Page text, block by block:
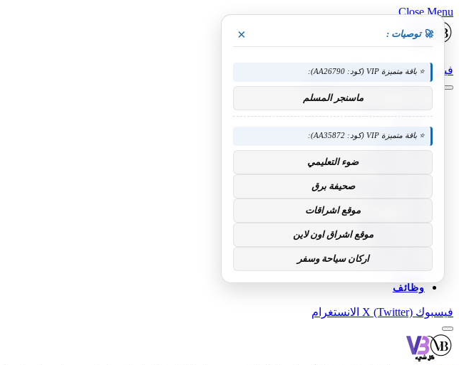
Close Menu
فيسبوك X (Twitter) الانستغرام
عناوين رئيسية
الرياضية
أخبار السعودية
علوم وتكنولوجيا
أدب وثقافة
سياحة وترفيه
وظائف
فيسبوك X (Twitter) الانستغرام
🚀 توصيات : ×
⭐ باقة متميزة VIP (كود: AA26790):
ماسنجر المسلم
⭐ باقة متميزة VIP (كود: AA35872):
ضوء التعليمي
صحيفة برق
موقع اشراقات
موقع اشراق اون لاين
اركان سياحة وسفر